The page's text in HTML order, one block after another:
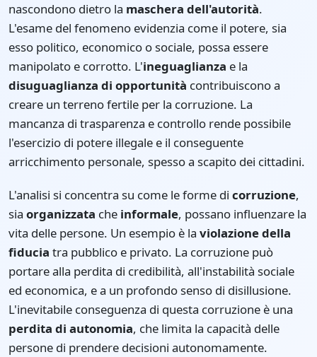
nascondono dietro la maschera dell'autorità.
L'esame del fenomeno evidenzia come il potere, sia
esso politico, economico o sociale, possa essere
manipolato e corrotto. L'ineguaglianza e la
disuguaglianza di opportunità contribuiscono a
creare un terreno fertile per la corruzione. La
mancanza di trasparenza e controllo rende possibile
l'esercizio di potere illegale e il conseguente
arricchimento personale, spesso a scapito dei cittadini.
L'analisi si concentra su come le forme di corruzione,
sia organizzata che informale, possano influenzare la
vita delle persone. Un esempio è la violazione della
fiducia tra pubblico e privato. La corruzione può
portare alla perdita di credibilità, all'instabilità sociale
ed economica, e a un profondo senso di disillusione.
L'inevitabile conseguenza di questa corruzione è una
perdita di autonomia, che limita la capacità delle
persone di prendere decisioni autonomamente.